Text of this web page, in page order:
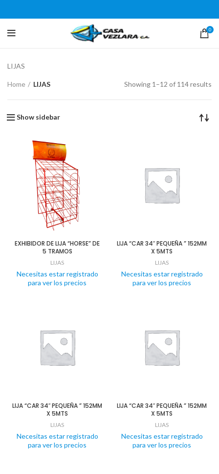
0
LIJAS
Home LIJAS Showing 1–12 of 114 results
Show sidebar
EXHIBIDOR DE LIJA “HORSE” DE
5 TRAMOS
LIJAS
Necesitas estar registrado
para ver los precios
LIJA “CAR 34″ PEQUEÑA ” 152MM
X 5MTS
LIJAS
Necesitas estar registrado
para ver los precios
LIJA “CAR 34″ PEQUEÑA ” 152MM
X 5MTS
LIJAS
Necesitas estar registrado
para ver los precios
LIJA “CAR 34″ PEQUEÑA ” 152MM
X 5MTS
LIJAS
Necesitas estar registrado
para ver los precios